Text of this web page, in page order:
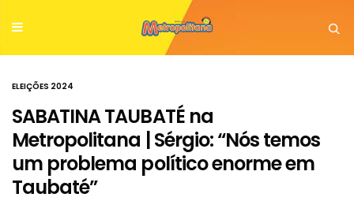
ELEIÇÕES 2024
SABATINA TAUBATÉ na
Metropolitana | Sérgio: “Nós temos
um problema político enorme em
Taubaté”